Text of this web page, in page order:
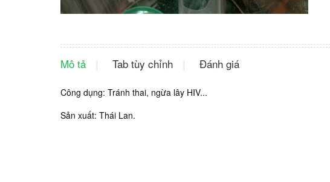
Mô tả Tab tùy chỉnh Đánh giá
Công dụng: Tránh thai, ngừa lây HIV...
Sản xuất: Thái Lan.